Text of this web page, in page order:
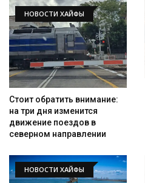
НОВОСТИ ХАЙФЫ
Стоит обратить внимание:
на три дня изменится
движение поездов в
северном направлении
НОВОСТИ ХАЙФЫ